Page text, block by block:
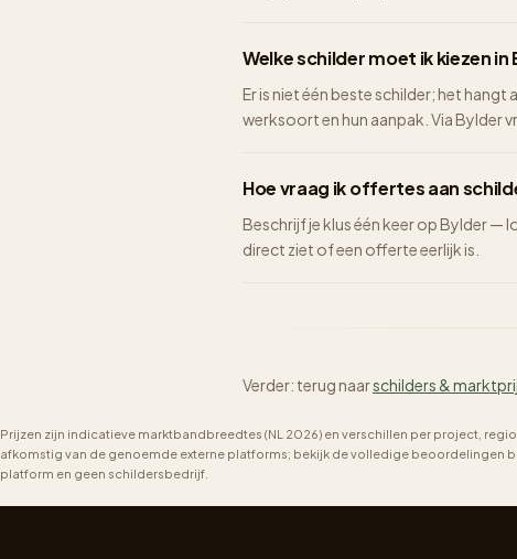
Welke schilder moet ik kiezen in
Er is niet één beste schilder; het
werksoort en hun aanpak. Via Bylder
Hoe vraag ik offertes aan
Beschrijf je klus één keer op Bylder —
direct ziet of een offerte eerlijk is.
Verder: terug naarschilders &
Prijzen zijn indicatieve marktbandbreedtes (NL 2026) en verschillen per project,
afkomstig van de genoemde externe platforms; bekijk de volledige beoordelingen
platform en geen schildersbedrijf.